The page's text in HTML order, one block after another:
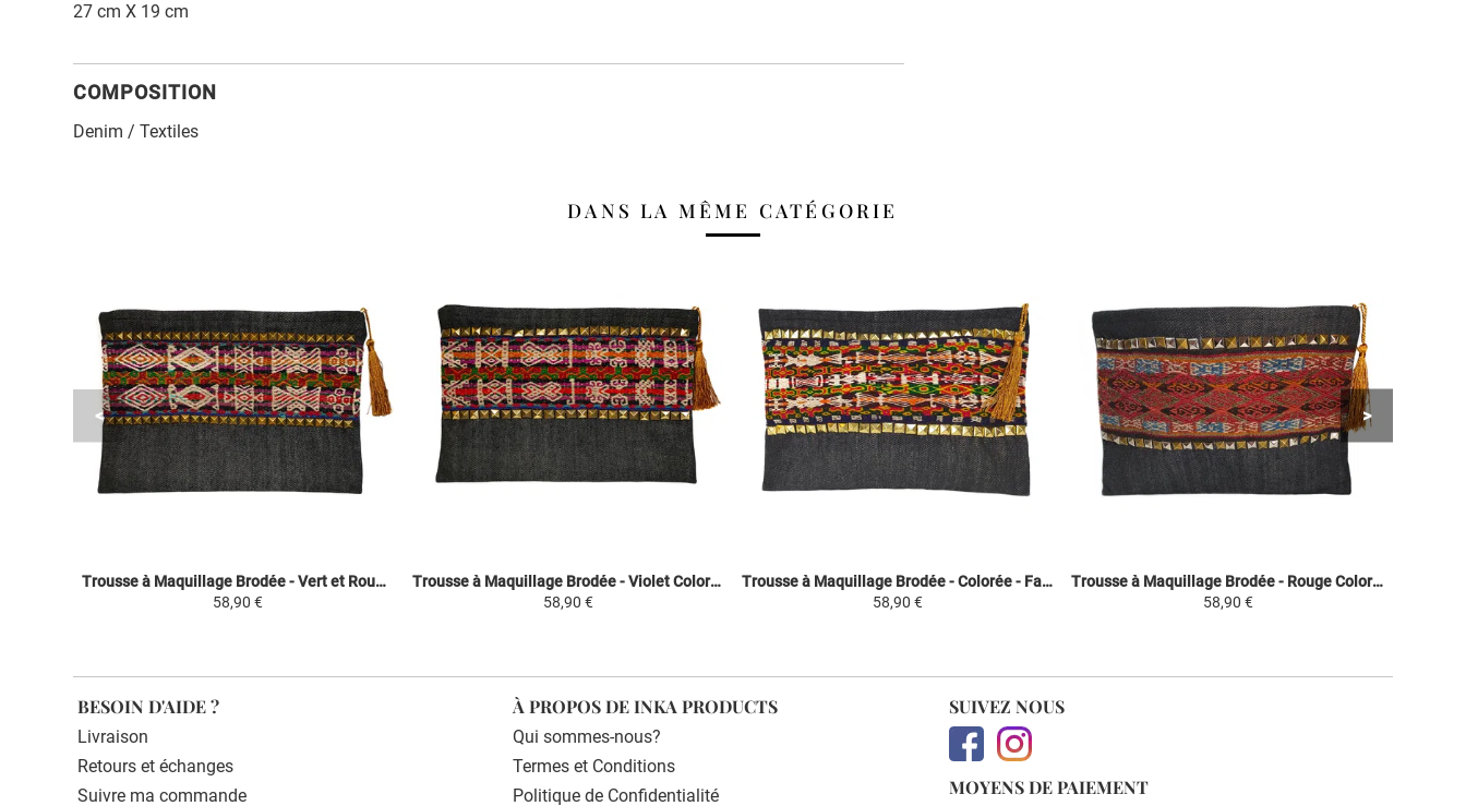
27 cm X 19 cm
COMPOSITION
Denim / Textiles
DANS LA MÊME CATÉGORIE
Trousse à Maquillage Brodée - Vert et Rouge - Fashion Inca
58,90 €
Trousse à Maquillage Brodée - Violet Coloré - Fashion Inca
58,90 €
Trousse à Maquillage Brodée - Colorée - Fashion Inca
58,90 €
Trousse à Maquillage Brodée - Rouge Coloré Ethnique - Fashion Inca
58,90 €
BESOIN D'AIDE ?
Livraison
Retours et échanges
Suivre ma commande
À PROPOS DE INKA PRODUCTS
Qui sommes-nous?
Termes et Conditions
Politique de Confidentialité
SUIVEZ NOUS
MOYENS DE PAIEMENT